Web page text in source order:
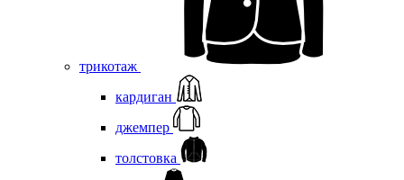
трикотаж
кардиган
джемпер
толстовка